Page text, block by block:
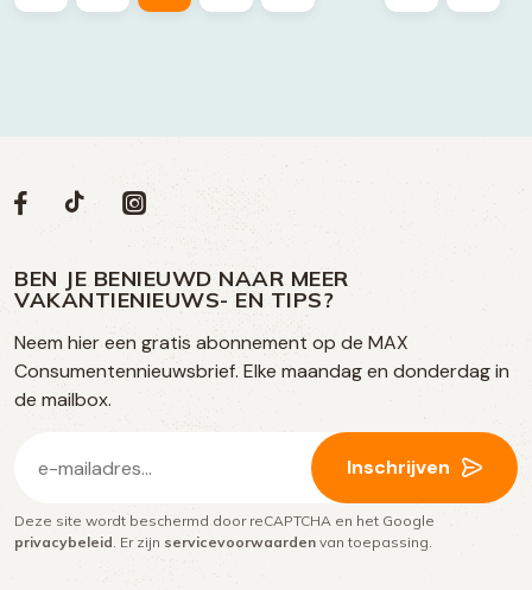
Volg
op
social
media
Social
Volg
op
Facebook
Volg
op
TikTok
Volg
op
Instagram
BEN JE BENIEUWD NAAR MEER
VAKANTIENIEUWS- EN TIPS?
Neem hier een gratis abonnement op de MAX
Consumentennieuwsbrief. Elke maandag en donderdag in
de mailbox.
mailadres
(Vereist)
Inschrijven
Deze site wordt beschermd door reCAPTCHA en het Google
privacybeleid. Er zijn servicevoorwaarden van toepassing.